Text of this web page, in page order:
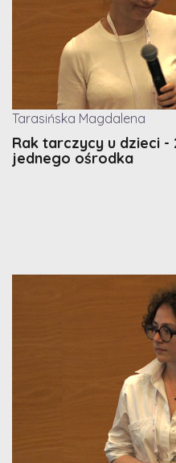
Tarasińska Magdalena
Rak tarczycy u dzieci
jednego ośrodka